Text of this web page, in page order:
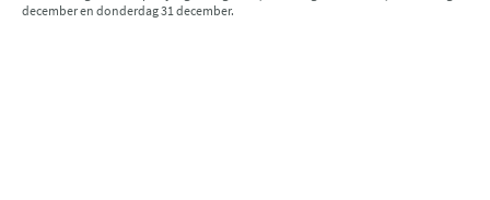
december en donderdag 31 december.